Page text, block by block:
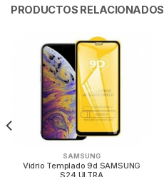
PRODUCTOS RELACIONADOS
SAMSUNG
Vidrio Templado 9d SAMSUNG
S24 ULTRA